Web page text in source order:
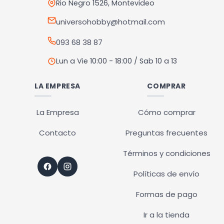
en
la
de
producto
producto
Rio Negro 1526, Montevideo
universohobby@hotmail.com
093 68 38 87
Lun a Vie 10:00 - 18:00 / Sab 10 a 13
LA EMPRESA
La Empresa
Contacto
COMPRAR
Cómo comprar
Preguntas frecuentes
Términos y condiciones
Políticas de envío
Formas de pago
Ir a la tienda